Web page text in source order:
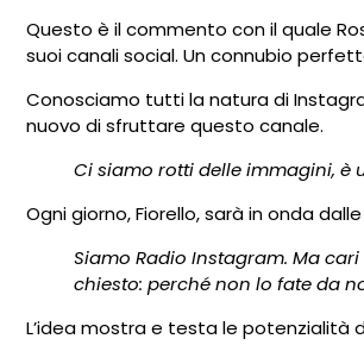
Questo è il commento con il quale
suoi canali social. Un connubio
Conosciamo tutti la natura di
nuovo di sfruttare questo canale.
Ci siamo rotti delle immagini,
Ogni giorno, Fiorello, sarà in onda
Siamo Radio Instagram. Ma
chiesto: perché non lo fate da
L’idea mostra e testa le